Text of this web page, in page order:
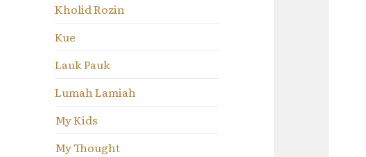
Kholid Rozin
Kue
Lauk Pauk
Lumah Lamiah
My Kids
My Thought